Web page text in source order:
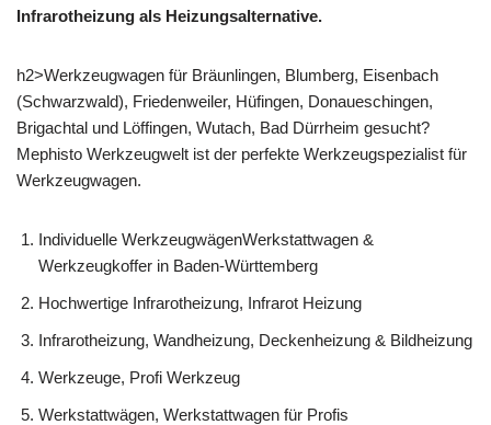
Infrarotheizung als Heizungsalternative.
h2>Werkzeugwagen für Bräunlingen, Blumberg, Eisenbach
(Schwarzwald), Friedenweiler, Hüfingen, Donaueschingen,
Brigachtal und Löffingen, Wutach, Bad Dürrheim gesucht?
Mephisto Werkzeugwelt ist der perfekte Werkzeugspezialist für
Werkzeugwagen.
Individuelle WerkzeugwägenWerkstattwagen &
Werkzeugkoffer in Baden-Württemberg
Hochwertige Infrarotheizung, Infrarot Heizung
Infrarotheizung, Wandheizung, Deckenheizung & Bildheizung
Werkzeuge, Profi Werkzeug
Werkstattwägen, Werkstattwagen für Profis